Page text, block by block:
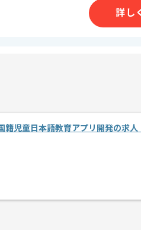
記に似た経験やスキルをお持ちであれば
基準時間
詳し
籍児童日本語教育アプリ開発の求人